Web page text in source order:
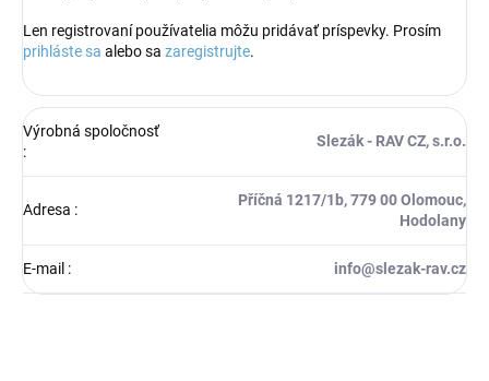
Len registrovaní používatelia môžu pridávať príspevky. Prosím
prihláste sa alebo sa zaregistrujte.
Výrobná spoločnosť
:
Slezák - RAV CZ, s.r.o.
Adresa :
Příčná 1217/1b, 779 00 Olomouc,
Hodolany
E-mail : info@slezak-rav.cz